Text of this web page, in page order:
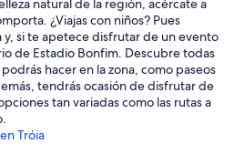
¿Viajas con niños? Pues
y, si te apetece disfrutar de un evento
de Estadio Bonfim. Descubre todas
hacer en la zona, como paseos
tendrás ocasión de disfrutar de
tan variadas como las rutas a
Tróia